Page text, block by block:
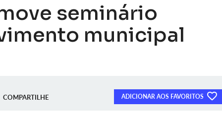
seminário
municipal
COMPARTILHE ADICIONAR AOS FAVORITOS